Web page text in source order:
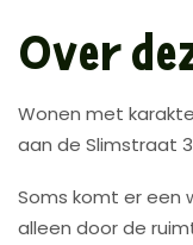
Over
Wonen met
aan de Slimstraat
Soms komt er een
alleen door de